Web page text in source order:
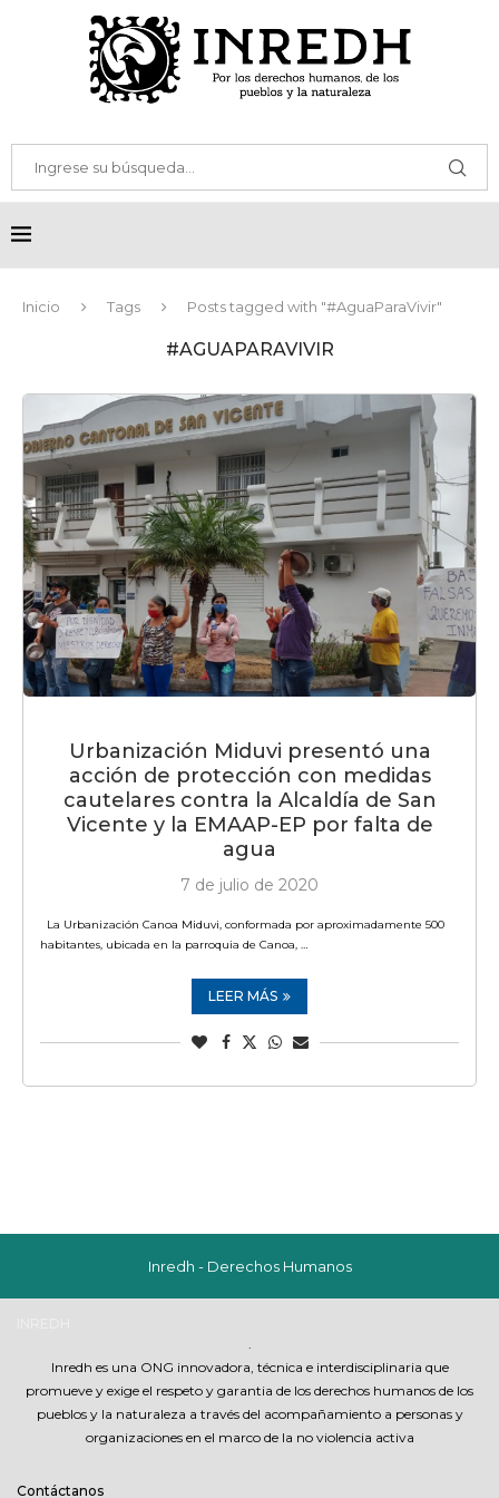
Inicio Tags Posts tagged with "#AguaParaVivir"
#AGUAPARAVIVIR
Urbanización Miduvi presentó una
acción de protección con medidas
cautelares contra la Alcaldía de San
Vicente y la EMAAP-EP por falta de
agua
7 de julio de 2020
La Urbanización Canoa Miduvi, conformada por aproximadamente 500
habitantes, ubicada en la parroquia de Canoa, …
LEER MÁS
Inredh - Derechos Humanos
Inredh es una ONG innovadora, técnica e interdisciplinaria que
promueve y exige el respeto y garantia de los derechos humanos de los
pueblos y la naturaleza a través del acompañamiento a personas y
organizaciones en el marco de la no violencia activa
Contáctanos